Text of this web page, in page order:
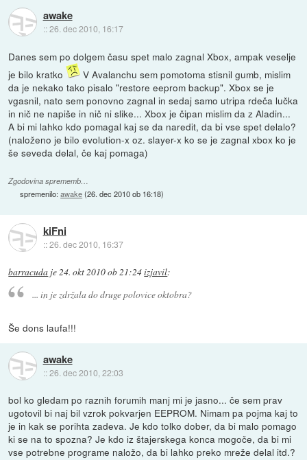
awake
::26. dec 2010, 16:17
Danes sem po dolgem času spet malo zagnal Xbox, ampak veselje
je bilo kratko
V Avalanchu sem pomotoma stisnil gumb, mislim
da je nekako tako pisalo "restore eeprom backup". Xbox se je
vgasnil, nato sem ponovno zagnal in sedaj samo utripa rdeča lučka
in nič ne napiše in nič ni slike... Xbox je čipan mislim da z Aladin...
A bi mi lahko kdo pomagal kaj se da naredit, da bi vse spet delalo?
(naloženo je bilo evolution-x oz. slayer-x ko se je zagnal xbox ko je
še seveda delal, če kaj pomaga)
Zgodovina sprememb…
spremenilo:awake(26. dec 2010 ob 16:18)
kiFni
::26. dec 2010, 16:37
barracuda je24. okt 2010 ob 21:24izjavil:
... in je zdržala do druge polovice oktobra?
Še dons laufa!!!
awake
::26. dec 2010, 22:03
bol ko gledam po raznih forumih manj mi je jasno... če sem prav
ugotovil bi naj bil vzrok pokvarjen EEPROM. Nimam pa pojma kaj to
je in kak se porihta zadeva. Je kdo tolko dober, da bi malo pomago
ki se na to spozna? Je kdo iz štajerskega konca mogoče, da bi mi
vse potrebne programe naložo, da bi lahko preko mreže delal itd.?